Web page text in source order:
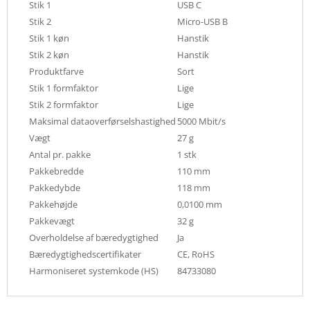
Stik 1
USB C
Stik 2
Micro-USB B
Stik 1 køn
Hanstik
Stik 2 køn
Hanstik
Produktfarve
Sort
Stik 1 formfaktor
Lige
Stik 2 formfaktor
Lige
Maksimal dataoverførselshastighed 5000 Mbit/s
Vægt
27 g
Antal pr. pakke
1 stk
Pakkebredde
110 mm
Pakkedybde
118 mm
Pakkehøjde
0,0100 mm
Pakkevægt
32 g
Overholdelse af bæredygtighed
Ja
Bæredygtighedscertifikater
CE, RoHS
Harmoniseret systemkode (HS)
84733080